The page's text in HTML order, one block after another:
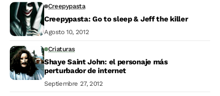
Creepypasta
Creepypasta: Go to sleep & Jeff the killer
Agosto 10, 2012
Criaturas
Shaye Saint John: el personaje más
perturbador de internet
Septiembre 27, 2012